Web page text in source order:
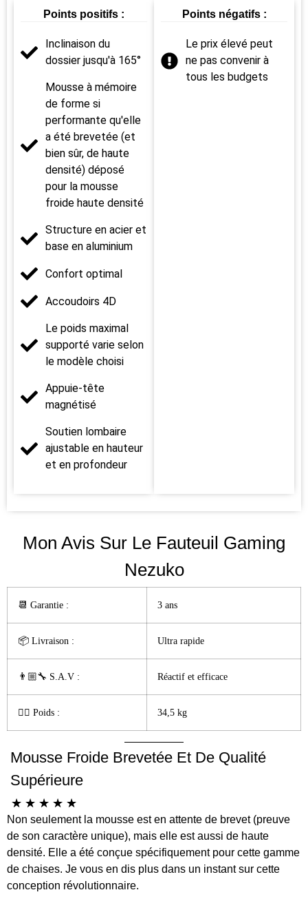
Points positifs :
Inclinaison du
dossier jusqu'à 165°
Mousse à mémoire
de forme si
performante qu'elle
a été brevetée (et
bien sûr, de haute
densité) déposé
pour la mousse
froide haute densité
Structure en acier et
base en aluminium
Confort optimal
Accoudoirs 4D
Le poids maximal
supporté varie selon
le modèle choisi
Appuie-tête
magnétisé
Soutien lombaire
ajustable en hauteur
et en profondeur
Points négatifs :
Le prix élevé peut
ne pas convenir à
tous les budgets
Mon Avis Sur Le Fauteuil Gaming
Nezuko
📆 Garantie :️ 3 ans
📦 Livraison : Ultra rapide
👨🏼‍🔧 S.A.V : Réactif et efficace
🏋️‍♂️ Poids : 34,5 kg
Mousse Froide Brevetée Et De Qualité
Supérieure
☆ ☆ ☆ ☆ ☆
Non seulement la mousse est en attente de brevet (preuve
de son caractère unique), mais elle est aussi de haute
densité. Elle a été conçue spécifiquement pour cette gamme
de chaises. Je vous en dis plus dans un instant sur cette
conception révolutionnaire.